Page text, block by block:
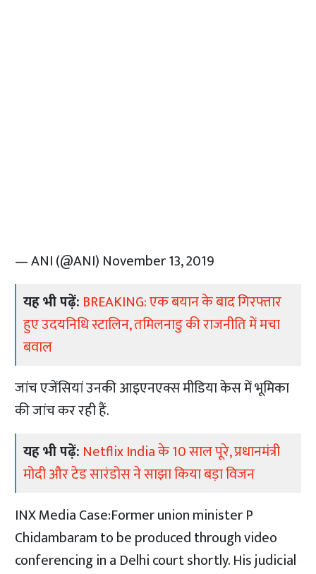
— ANI (@ANI) November 13, 2019
यह भी पढ़ें: BREAKING: एक बयान के बाद गिरफ्तार
हुए उदयनिधि स्टालिन, तमिलनाडु की राजनीति में मचा
बवाल
जांच एजेंसियां उनकी आइएनएक्स मीडिया केस में भूमिका
की जांच कर रही हैं.
यह भी पढ़ें: Netflix India के 10 साल पूरे, प्रधानमंत्री
मोदी और टेड सारंडोस ने साझा किया बड़ा विजन
INX Media Case:Former union minister P
Chidambaram to be produced through video
conferencing in a Delhi court shortly. His judicial